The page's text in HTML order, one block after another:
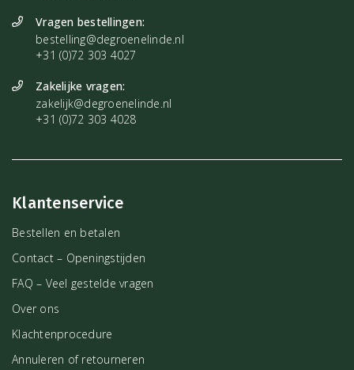
Vragen bestellingen:
bestelling@degroenelinde.nl
+31 (0)72 303 4027
Zakelijke vragen:
zakelijk@degroenelinde.nl
+31 (0)72 303 4028
Klantenservice
Bestellen en betalen
Contact – Openingstijden
FAQ – Veel gestelde vragen
Over ons
Klachtenprocedure
Annuleren of retourneren